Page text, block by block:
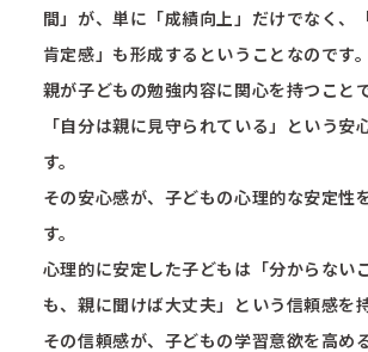
間」が、単に「成績向上」だけでなく、
肯定感」も形成するということなのです。
親が子どもの勉強内容に関心を持つこと
「自分は親に見守られている」という安
す。
その安心感が、子どもの心理的な安定性
す。
心理的に安定した子どもは「分からない
も、親に聞けば大丈夫」という信頼感を
その信頼感が、子どもの学習意欲を高め